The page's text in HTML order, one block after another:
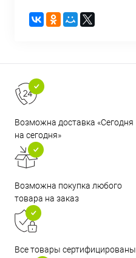
Возможна доставка «Сегодня
на сегодня»
Возможна покупка любого
товара на заказ
Все товары сертифицированы